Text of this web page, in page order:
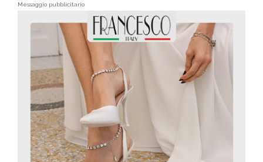
Messaggio pubblicitario